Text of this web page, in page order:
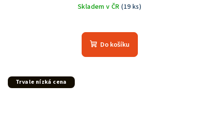
Skladem v ČR(19 ks)
hodnocení
produktu
Do košíku
Trvale nízká cena